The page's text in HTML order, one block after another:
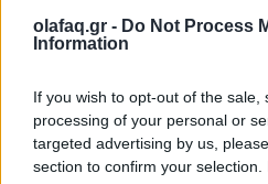
olafaq.gr - Do Not Process
Information
If you wish to opt-out of the
processing of your personal or
targeted advertising by us,
section to confirm your
– Τι είναι ευτυχία;
Σιγούρα ευτυχία δεν είναι
επιθυμείς αλλά να ξέρεις
”Τα” όσα έχεις ”Με” όσα
Και έχει σημασία η σειρά.